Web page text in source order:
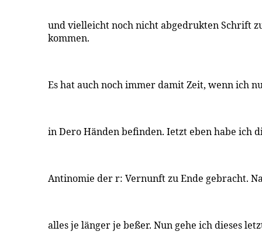
und vielleicht noch nicht abgedrukten Schrift
kommen.
Es hat auch noch immer damit Zeit, wenn ich
in Dero Händen befinden. Ietzt eben habe ich
Antinomie der r: Vernunft zu Ende gebracht.
alles je länger je beßer. Nun gehe ich dieses